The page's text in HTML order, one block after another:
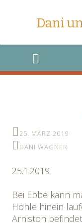
Dani
MENU
WIDGETS
SEARCH
25. MÄRZ 2019
DANI WAGNER
25.1.2019
Bei Ebbe kann
Höhle hinein
Arniston